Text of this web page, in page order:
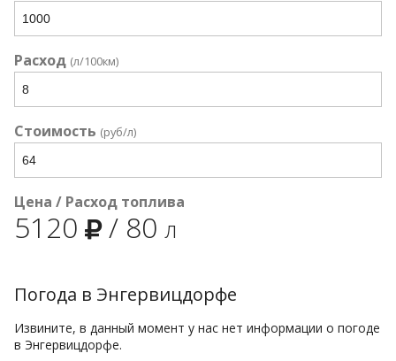
Расход (л/100км)
Стоимость (руб/л)
Цена / Расход топлива
5120 / 80 л
Погода в Энгервицдорфе
Извините, в данный момент у нас нет информации о погоде
в Энгервицдорфе.